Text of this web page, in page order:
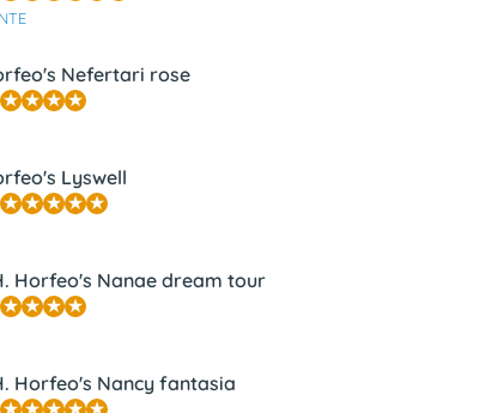
Nefertari rose
Lyswell
Horfeo's Nanae dream tour
Horfeo's Nancy fantasia